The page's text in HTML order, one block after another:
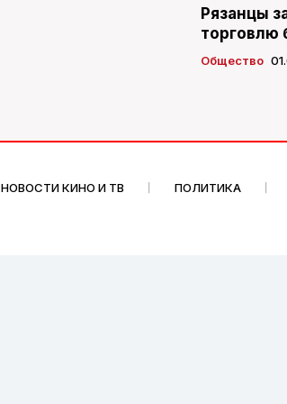
Рязанцы
торговлю
Общество
НОВОСТИ КИНО И ТВ ПОЛИТИКА